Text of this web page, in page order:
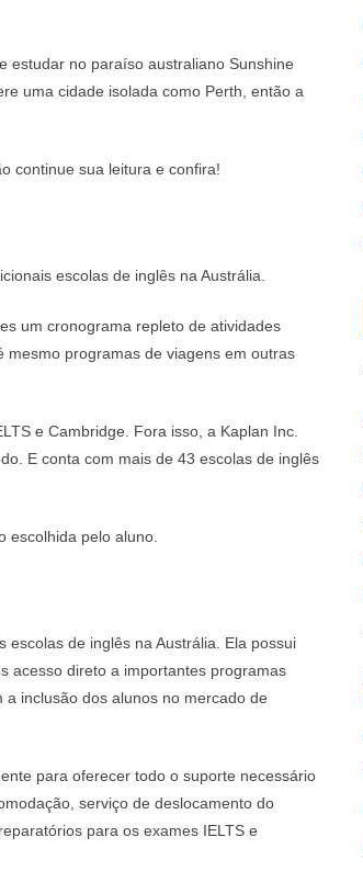
estudar no paraíso australiano Sunshine
uma cidade isolada como Perth, então a
continue sua leitura e confira!
escolas de inglês na Austrália.
um cronograma repleto de atividades
mesmo programas de viagens em outras
e Cambridge. Fora isso, a Kaplan Inc.
E conta com mais de 43 escolas de inglês
escolhida pelo aluno.
escolas de inglês na Austrália. Ela possui
acesso direto a importantes programas
a inclusão dos alunos no mercado de
para oferecer todo o suporte necessário
serviço de deslocamento do
para os exames IELTS e